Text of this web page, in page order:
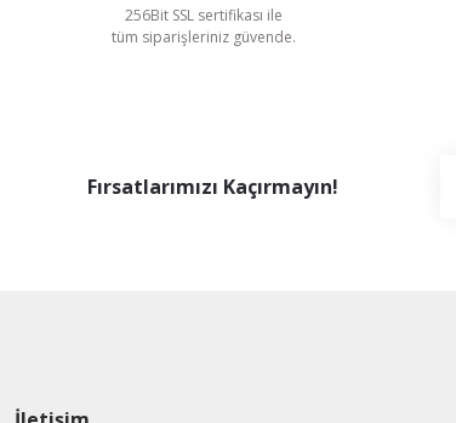
256Bit SSL sertifikası ile
tüm siparişleriniz güvende.
Fırsatlarımızı Kaçırmayın!